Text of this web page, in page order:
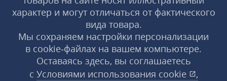
характер и могут отличаться от фактического
вида товара.
Мы сохраняем настройки персонализации
в cookie‑файлах на вашем компьютере.
Оставаясь здесь, вы соглашаетесь
с Условиями использования cookie
,